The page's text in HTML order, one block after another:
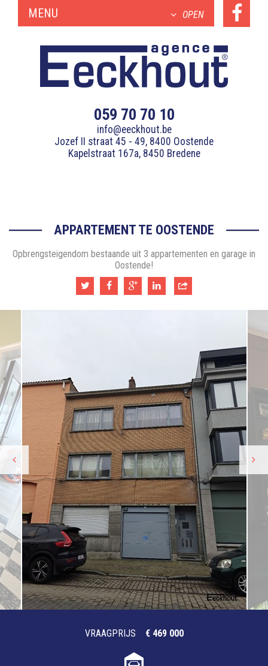
MENU OPEN
059 70 70 10
info@eeckhout.be
Jozef II straat 45 - 49, 8400 Oostende
Kapelstraat 167a, 8450 Bredene
APPARTEMENT TE OOSTENDE
Opbrengsteigendom bestaande uit 3 appartementen en garage in
Oostende!
VRAAGPRIJS € 469 000